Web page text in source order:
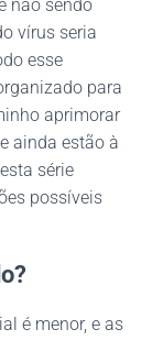
não sendo
vírus seria
esse
para
aprimorar
ainda estão à
série
possíveis
é menor, e as